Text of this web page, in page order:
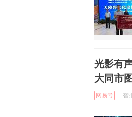
光影有
大同市
网易号 智